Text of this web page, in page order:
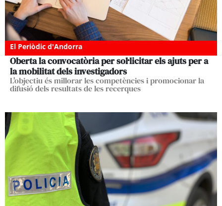
El Periòdic d'Andorra
Oberta la convocatòria per sol·licitar els ajuts per a
la mobilitat dels investigadors
L'objectiu és millorar les competències i promocionar la
difusió dels resultats de les recerques